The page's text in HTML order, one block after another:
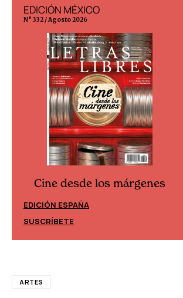
EDICIÓN MÉXICO
N° 332 / Agosto 2026
Cine desde los márgenes
EDICIÓN ESPAÑA
SUSCRÍBETE
ARTES